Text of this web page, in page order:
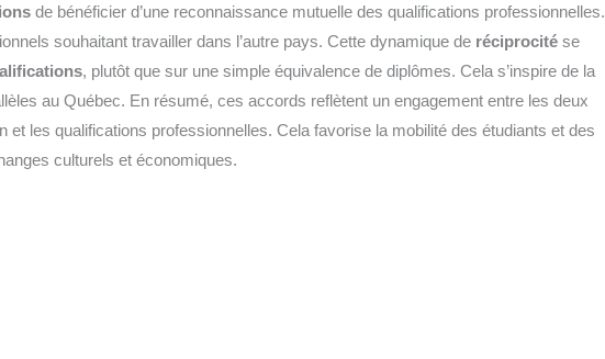
de bénéficier d’une reconnaissance mutuelle des qualifications professionnelles.
souhaitant travailler dans l’autre pays. Cette dynamique de réciprocité se
, plutôt que sur une simple équivalence de diplômes. Cela s’inspire de la
au Québec. En résumé, ces accords reflètent un engagement entre les deux
et les qualifications professionnelles. Cela favorise la mobilité des étudiants et des
culturels et économiques.